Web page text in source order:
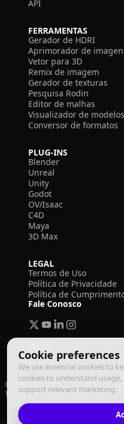
Cookie preferences
We use essential cookies to
cookies to understand
support relevant marketing.
API
FERRAMENTAS
Gerador de HDRI
Aprimorador de
Vetor para 3D
Remix de imagem
Gerador de texturas
Pesquisa Rodin
Editor de malhas
Visualizador de modelos
Conversor de formatos
PLUG-INS
Blender
Unreal
Unity
Godot
OV/Isaac
C4D
Maya
3D Max
LEGAL
Termos de Uso
Política de Privacidade
Política de
Fale Conosco
© 2026 Deemos Corporation. Todos
Termos de UsoPolítica de Privacidade